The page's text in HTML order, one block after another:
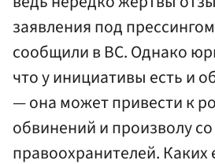
заявления под
сообщили в ВС. Однако
что у инициативы есть и
— она может привести к
обвинений и произволу
правоохранителей. Каких